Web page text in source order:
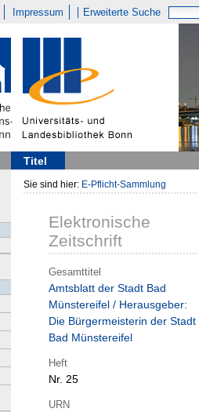
Impressum Erweiterte Suche
Titel
Sie sind hier: E-Pflicht-Sammlung
Elektronische
Zeitschrift
Gesamttitel
Amtsblatt der Stadt Bad
Münstereifel / Herausgeber:
Die Bürgermeisterin der Stadt
Bad Münstereifel
Heft
Nr. 25
URN